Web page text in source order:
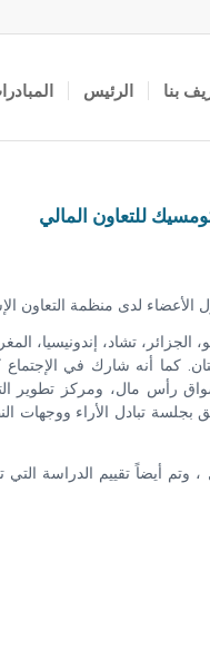
بنا الرئيس
للتعاون المالي
بتاريخ 17-18 آذار – مارس 2016
بوركينا فاسو، الجزائر، تشاد،
كما أنه شارك في
رأس مال، ومركز تطوير
، وتم أيضاً تقييم الدراسة